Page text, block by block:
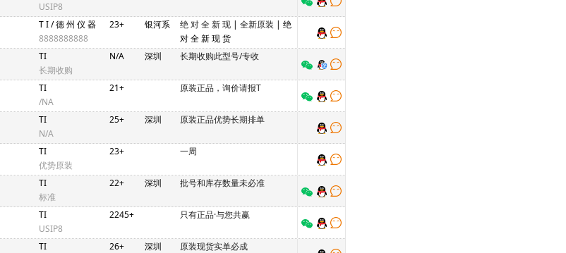
USIP8
T I / 德 州 仪 器
8888888888
23+ 银河系 绝 对 全 新 现 | 全新原装 | 绝
对 全 新 现 货
TI
长期收购
N/A 深圳 长期收购此型号/专收
TI
/NA
21+ 原装正品，询价请报T
TI
N/A
25+ 深圳 原装正品优势长期排单
TI
优势原装
23+ 一周
TI
标准
22+ 深圳 批号和库存数量未必准
TI
USIP8
2245+ 只有正品·与您共赢
TI
26+ 深圳 原装现货实单必成